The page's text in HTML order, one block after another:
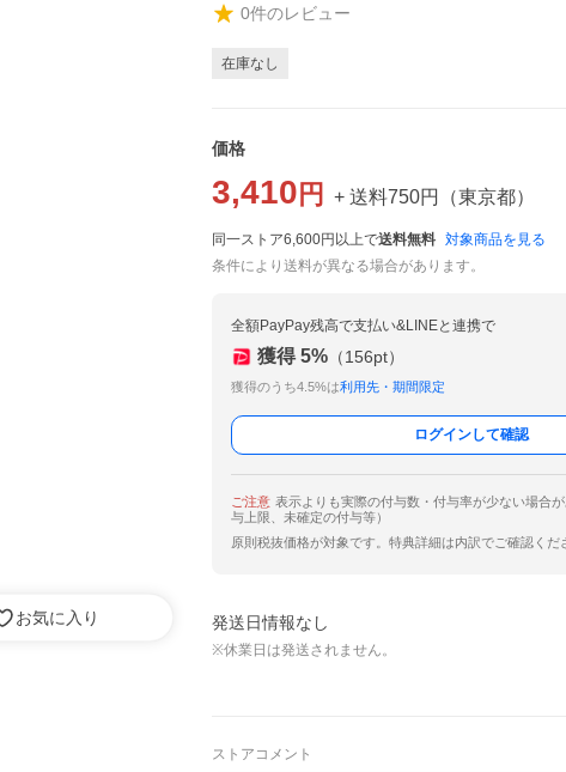
お気に入り
0件のレビュー
在庫なし
価格
3,410 円 + 送料750円 （東京都）
同一ストア6,600円以上で送料無料 対象商品を見る
条件により送料が異なる場合があります。
全額PayPay残高で支払い&LINEと連携で
獲得 5% （156pt）
獲得のうち4.5%は利用先・期間限定
ログインして確認
ご注意 表示よりも実際の付与数・付与率が少ない場合
与上限、未確定の付与等）
原則税抜価格が対象です。特典詳細は内訳でご確認くだ
発送日情報なし
※休業日は発送されません。
ストアコメント